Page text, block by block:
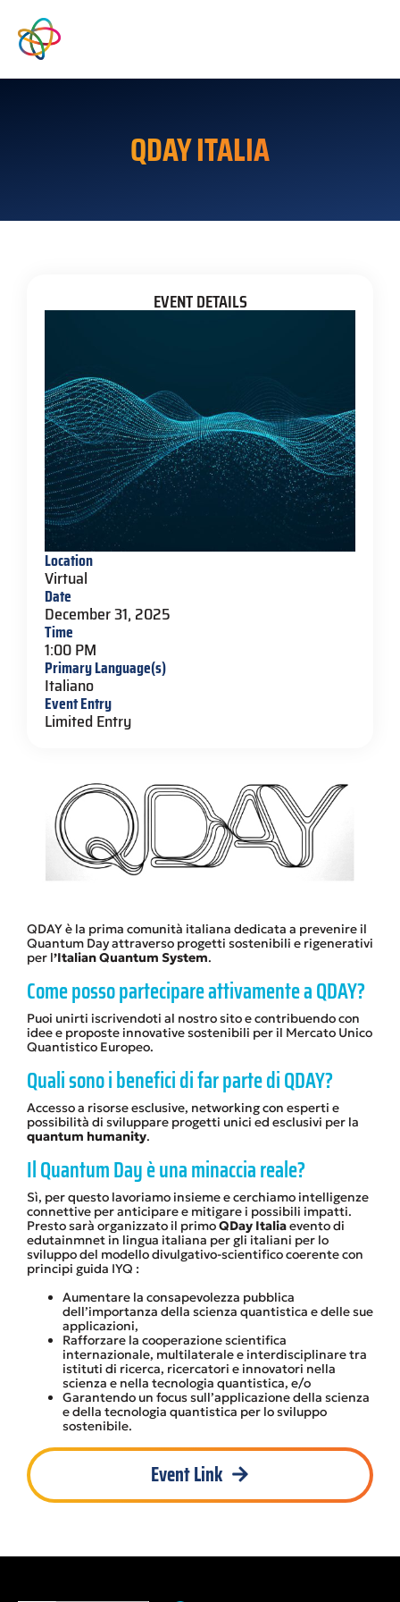
QDAY ITALIA
QDAY è la prima comunità italiana dedicata a prevenire il
Quantum Day attraverso progetti sostenibili e rigenerativi
per l’Italian Quantum System.
Come posso partecipare attivamente a QDAY?
Puoi unirti iscrivendoti al nostro sito e contribuendo con
idee e proposte innovative sostenibili per il Mercato Unico
Quantistico Europeo.
Quali sono i benefici di far parte di QDAY?
Accesso a risorse esclusive, networking con esperti e
possibilità di sviluppare progetti unici ed esclusivi per la
quantum humanity.
Il Quantum Day è una minaccia reale?
Sì, per questo lavoriamo insieme e cerchiamo intelligenze
connettive per anticipare e mitigare i possibili impatti.
Presto sarà organizzato il primoQDay Italiaevento di
edutainmnet in lingua italiana per gli italiani per lo
sviluppo del modello divulgativo-scientifico coerente con
principi guida IYQ :
Aumentare la consapevolezza pubblica
dell’importanza della scienza quantistica e delle sue
applicazioni,
Rafforzare la cooperazione scientifica
internazionale, multilaterale e interdisciplinare tra
istituti di ricerca, ricercatori e innovatori nella
scienza e nella tecnologia quantistica, e/o
Garantendo un focus sull’applicazione della scienza
e della tecnologia quantistica per lo sviluppo
sostenibile.
Event Link
EVENT DETAILS
Location
Virtual
Date
December 31, 2025
Time
1:00 PM
Primary Language(s)
Italiano
Event Entry
Limited Entry